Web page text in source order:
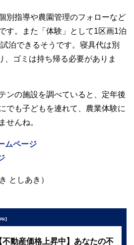
別指導や農園管理のフォローなど
す。また「体験」として1区画1泊
泊できるそうです。寝具代は別
、ゴミは持ち帰る必要がありま
ンの施設を調べていると、定年後
でも子どもを連れて、農業体験に
せんね。
ムページ
としあき）
】
不動産価格上昇中】あなたの不